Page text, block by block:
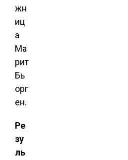
жн
иц
а
Ма
рит
Бь
орг
ен.
Ре
зу
ль